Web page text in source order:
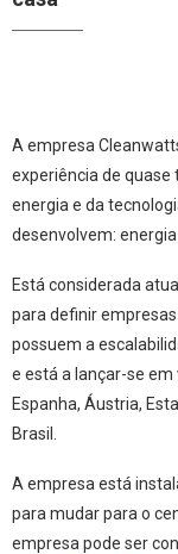
A empresa
experiência de quase
energia e da
desenvolvem: energia
Está considerada
para definir
possuem a
e está a lançar-se
Espanha, Áustria,
Brasil.
A empresa está
para mudar para o
empresa pode ser